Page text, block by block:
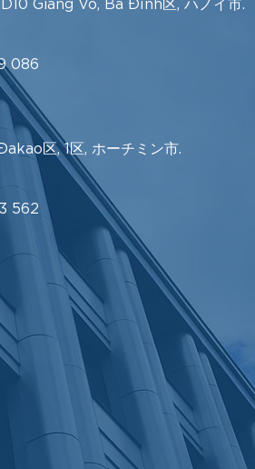
086
区, 1区, ホーチミン市.
562